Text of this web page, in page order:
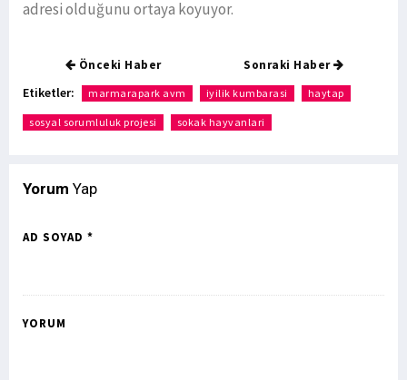
adresi olduğunu ortaya koyuyor.
Önceki Haber Sonraki Haber
Etiketler: marmarapark avm iyilik kumbarasi haytap
sosyal sorumluluk projesi sokak hayvanlari
Yorum Yap
AD SOYAD *
YORUM